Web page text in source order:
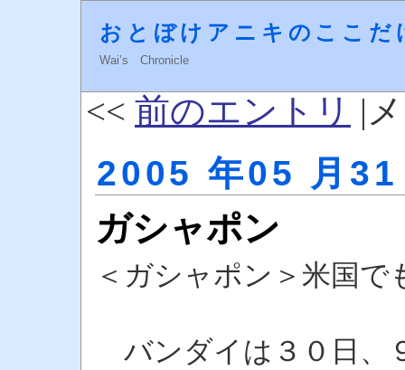
おとぼけアニキのここだ
Wai’s Chronicle
<< 前のエントリ |
2005 年05 月
ガシャポン
＜ガシャポン＞米国
バンダイは３０日、